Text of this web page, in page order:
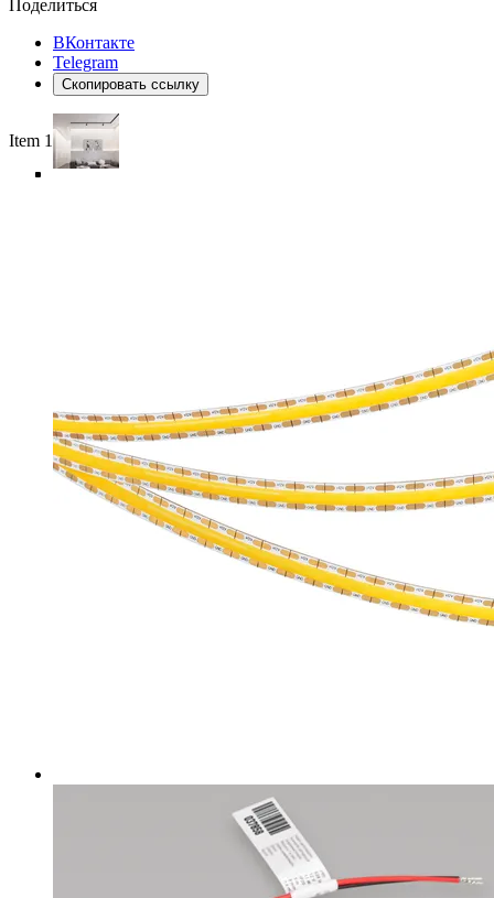
Поделиться
ВКонтакте
Telegram
Скопировать ссылку
Item 1 of 6